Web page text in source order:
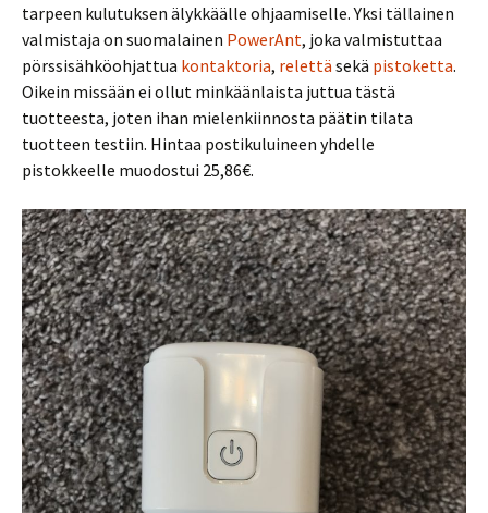
tarpeen kulutuksen älykkäälle ohjaamiselle. Yksi tällainen
valmistaja on suomalainen PowerAnt, joka valmistuttaa
pörssisähköohjattua kontaktoria, relettä sekä pistoketta.
Oikein missään ei ollut minkäänlaista juttua tästä
tuotteesta, joten ihan mielenkiinnosta päätin tilata
tuotteen testiin. Hintaa postikuluineen yhdelle
pistokkeelle muodostui 25,86€.